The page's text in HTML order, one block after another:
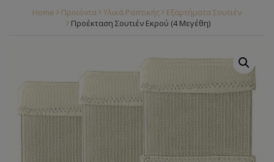
Home Προϊόντα Υλικά Ραπτικής
Εξαρτήματα Σουτιέν
Προέκταση Σουτιέν Εκρού (4 Μεγέθη)